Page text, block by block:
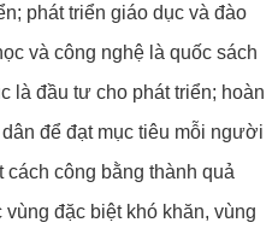
phát triển giáo dục và đào
và công nghệ là quốc sách
là đầu tư cho phát triển; hoàn
để đạt mục tiêu mỗi người
công bằng thành quả
đặc biệt khó khăn, vùng